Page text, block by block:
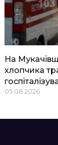
На
хлопчика
05.08.2026